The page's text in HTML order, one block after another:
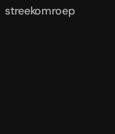
streekomroep